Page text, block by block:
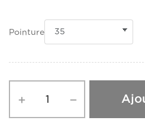
Pointure